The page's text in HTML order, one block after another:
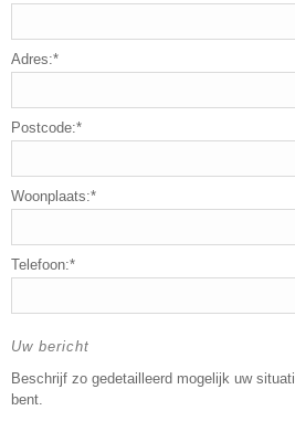
Adres:*
Postcode:*
Woonplaats:*
Telefoon:*
Uw bericht
Beschrijf zo gedetailleerd mogelijk uw
bent.